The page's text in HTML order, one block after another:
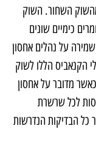
השחור. השוק
כימיים שונים
על נהלים אחסון
הקנאביס הללו לשוק
מדובר על אחסון
לכל שרשרת
הבדיקות הנדרשות